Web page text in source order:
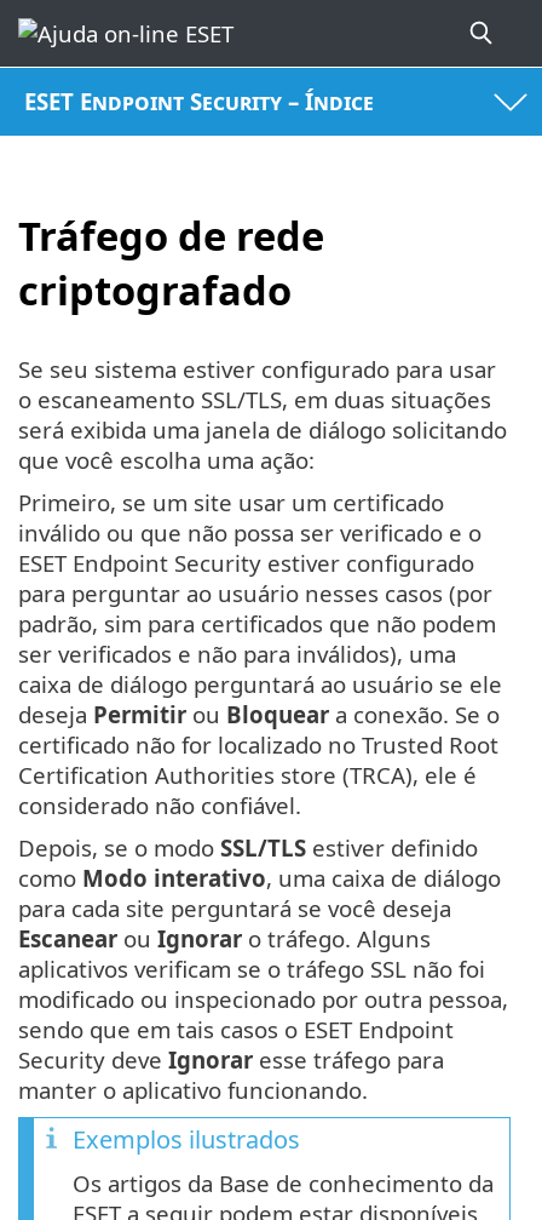
ESET Endpoint Security – Índice
Tráfego de rede
criptografado
Se seu sistema estiver configurado para usar
o escaneamento SSL/TLS, em duas situações
será exibida uma janela de diálogo solicitando
que você escolha uma ação:
Primeiro, se um site usar um certificado
inválido ou que não possa ser verificado e o
ESET Endpoint Security estiver configurado
para perguntar ao usuário nesses casos (por
padrão, sim para certificados que não podem
ser verificados e não para inválidos), uma
caixa de diálogo perguntará ao usuário se ele
deseja Permitir ou Bloquear a conexão. Se o
certificado não for localizado no Trusted Root
Certification Authorities store (TRCA), ele é
considerado não confiável.
Depois, se o modo SSL/TLS estiver definido
como Modo interativo, uma caixa de diálogo
para cada site perguntará se você deseja
Escanear ou Ignorar o tráfego. Alguns
aplicativos verificam se o tráfego SSL não foi
modificado ou inspecionado por outra pessoa,
sendo que em tais casos o ESET Endpoint
Security deve Ignorar esse tráfego para
manter o aplicativo funcionando.
Exemplos ilustrados
Os artigos da Base de conhecimento da
ESET a seguir podem estar disponíveis